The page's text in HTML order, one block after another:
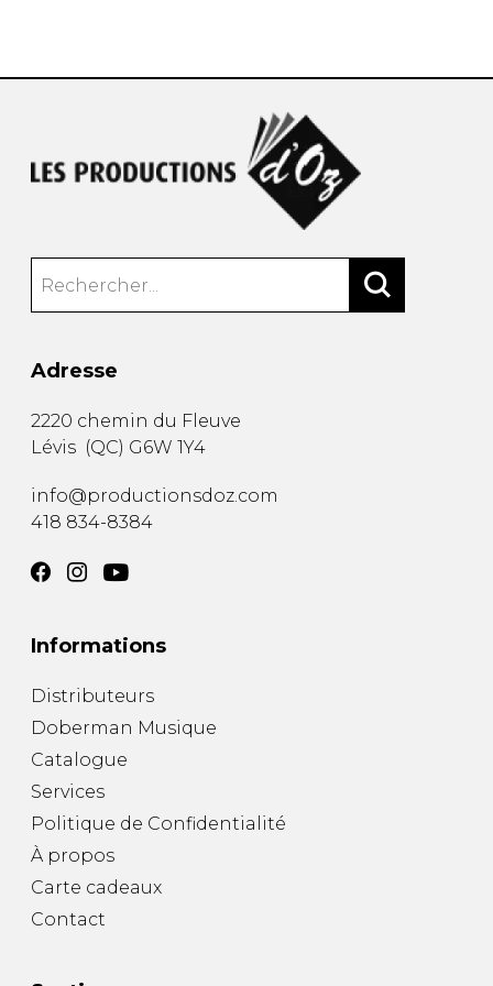
Adresse
2220 chemin du Fleuve
Lévis (QC) G6W 1Y4
info@productionsdoz.com
418 834-8384
Informations
Distributeurs
Doberman Musique
Catalogue
Services
Politique de Confidentialité
À propos
Carte cadeaux
Contact